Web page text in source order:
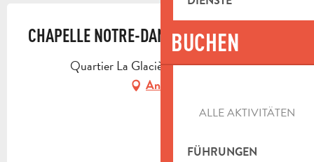
BUCHEN
ALLE AKTIVITÄTEN
FÜHRUNGEN
CHAPELLE NOTRE-DAME-DE-BON-VOYAGE
Quartier La Glacière, 13390 Auriol
Anfahrt